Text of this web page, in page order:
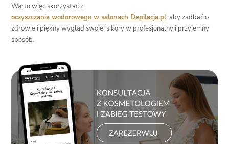
Warto więc skorzystać z
oczyszczania wodorowego w salonach Depilacja.pl, aby zadbać o
zdrowie i piękny wygląd swojej s kóry w profesjonalny i przyjemny
sposób.